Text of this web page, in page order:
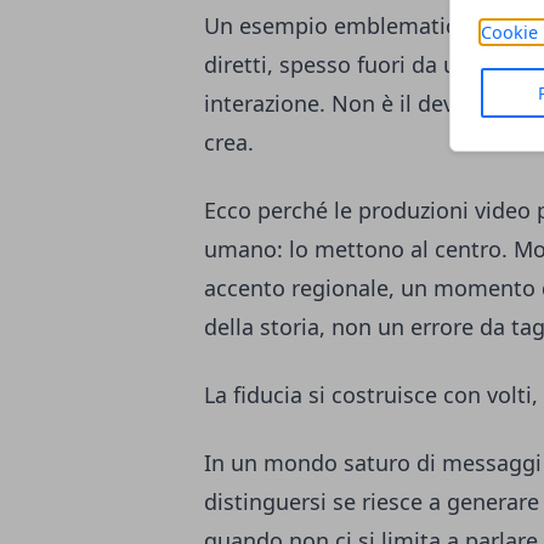
Cookie
Un esempio emblematico è
diretti, spesso fuori da uno
interazione. Non è il device che
crea.
Ecco perché le produzioni video
umano: lo mettono al centro.
accento regionale, un
della storia, non un errore da
La fiducia si costruisce con
In un mondo saturo di
distinguersi se riesce a